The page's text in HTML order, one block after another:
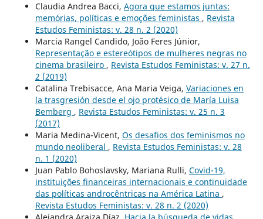
Claudia Andrea Bacci, Agora que estamos juntas:
memórias, políticas e emoções feministas , Revista
Estudos Feministas: v. 28 n. 2 (2020)
Marcia Rangel Candido, João Feres Júnior,
Representação e estereótipos de mulheres negras no
cinema brasileiro , Revista Estudos Feministas: v. 27 n.
2 (2019)
Catalina Trebisacce, Ana Maria Veiga, Variaciones en
la trasgresión desde el ojo protésico de María Luisa
Bemberg , Revista Estudos Feministas: v. 25 n. 3
(2017)
Maria Medina-Vicent, Os desafios dos feminismos no
mundo neoliberal , Revista Estudos Feministas: v. 28
n. 1 (2020)
Juan Pablo Bohoslavsky, Mariana Rulli, Covid-19,
instituições financeiras internacionais e continuidade
das políticas androcêntricas na América Latina ,
Revista Estudos Feministas: v. 28 n. 2 (2020)